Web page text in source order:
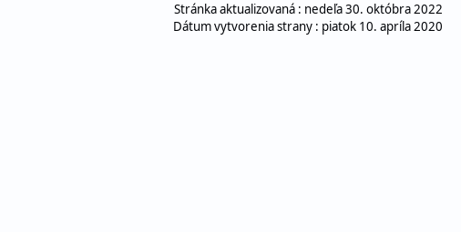
Stránka aktualizovaná : nedeľa 30. októbra 2022
Dátum vytvorenia strany : piatok 10. apríla 2020